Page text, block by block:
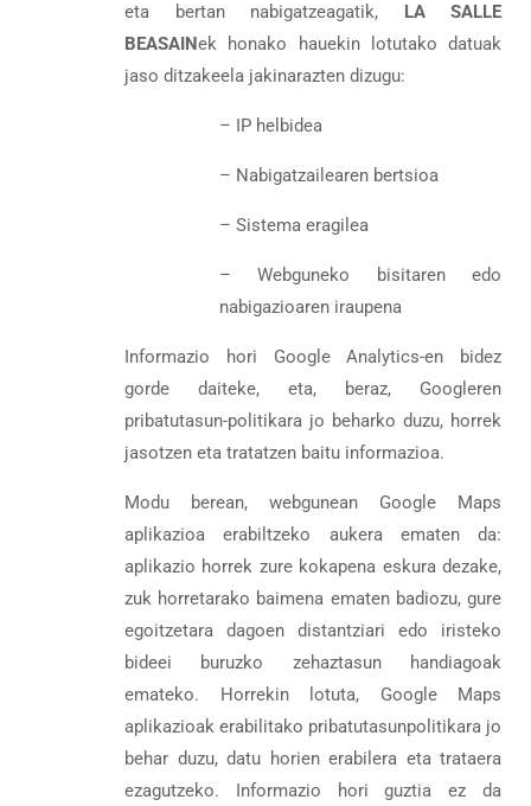
eta bertan nabigatzeagatik, LA SALLE
BEASAINek honako hauekin lotutako datuak
jaso ditzakeela jakinarazten dizugu:
– IP helbidea
– Nabigatzailearen bertsioa
– Sistema eragilea
– Webguneko bisitaren edo
nabigazioaren iraupena
Informazio hori Google Analytics-en bidez
gorde daiteke, eta, beraz, Googleren
pribatutasun-politikara jo beharko duzu, horrek
jasotzen eta tratatzen baitu informazioa.
Modu berean, webgunean Google Maps
aplikazioa erabiltzeko aukera ematen da:
aplikazio horrek zure kokapena eskura dezake,
zuk horretarako baimena ematen badiozu, gure
egoitzetara dagoen distantziari edo iristeko
bideei buruzko zehaztasun handiagoak
emateko. Horrekin lotuta, Google Maps
aplikazioak erabilitako pribatutasunpolitikara jo
behar duzu, datu horien erabilera eta trataera
ezagutzeko. Informazio hori guztia ez da